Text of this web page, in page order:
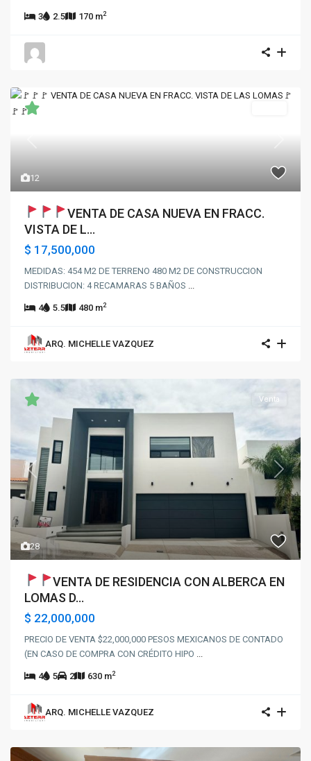
3 2.5 170 m2
12
Previous Next
VENTA DE CASA NUEVA EN FRACC.
VISTA DE L...
$ 17,500,000
MEDIDAS: 454 M2 DE TERRENO 480 M2 DE CONSTRUCCION
DISTRIBUCION: 4 RECAMARAS 5 BAÑOS
4 5.5 480 m2
ARQ. MICHELLE VAZQUEZ
28
Previous Next
Venta
VENTA DE RESIDENCIA CON ALBERCA EN
LOMAS D...
$ 22,000,000
PRECIO DE VENTA $22,000,000 PESOS MEXICANOS DE CONTADO
(EN CASO DE COMPRA CON CRÉDITO HIPO
4 5 2 630 m2
ARQ. MICHELLE VAZQUEZ